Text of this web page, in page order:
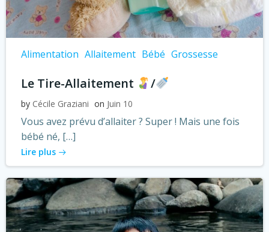
Alimentation Allaitement Bébé Grossesse
Le Tire-Allaitement /
by Cécile Graziani on Juin 10
Vous avez prévu d’allaiter ? Super ! Mais une fois
bébé né, […]
Lire plus